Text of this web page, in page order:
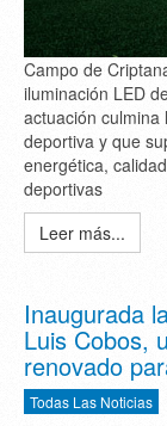
Campo de
iluminación LED
actuación culmina
deportiva y que
energética,
deportivas
Leer más...
Inaugurada
Luis Cobos,
renovado
Todas Las Noticias